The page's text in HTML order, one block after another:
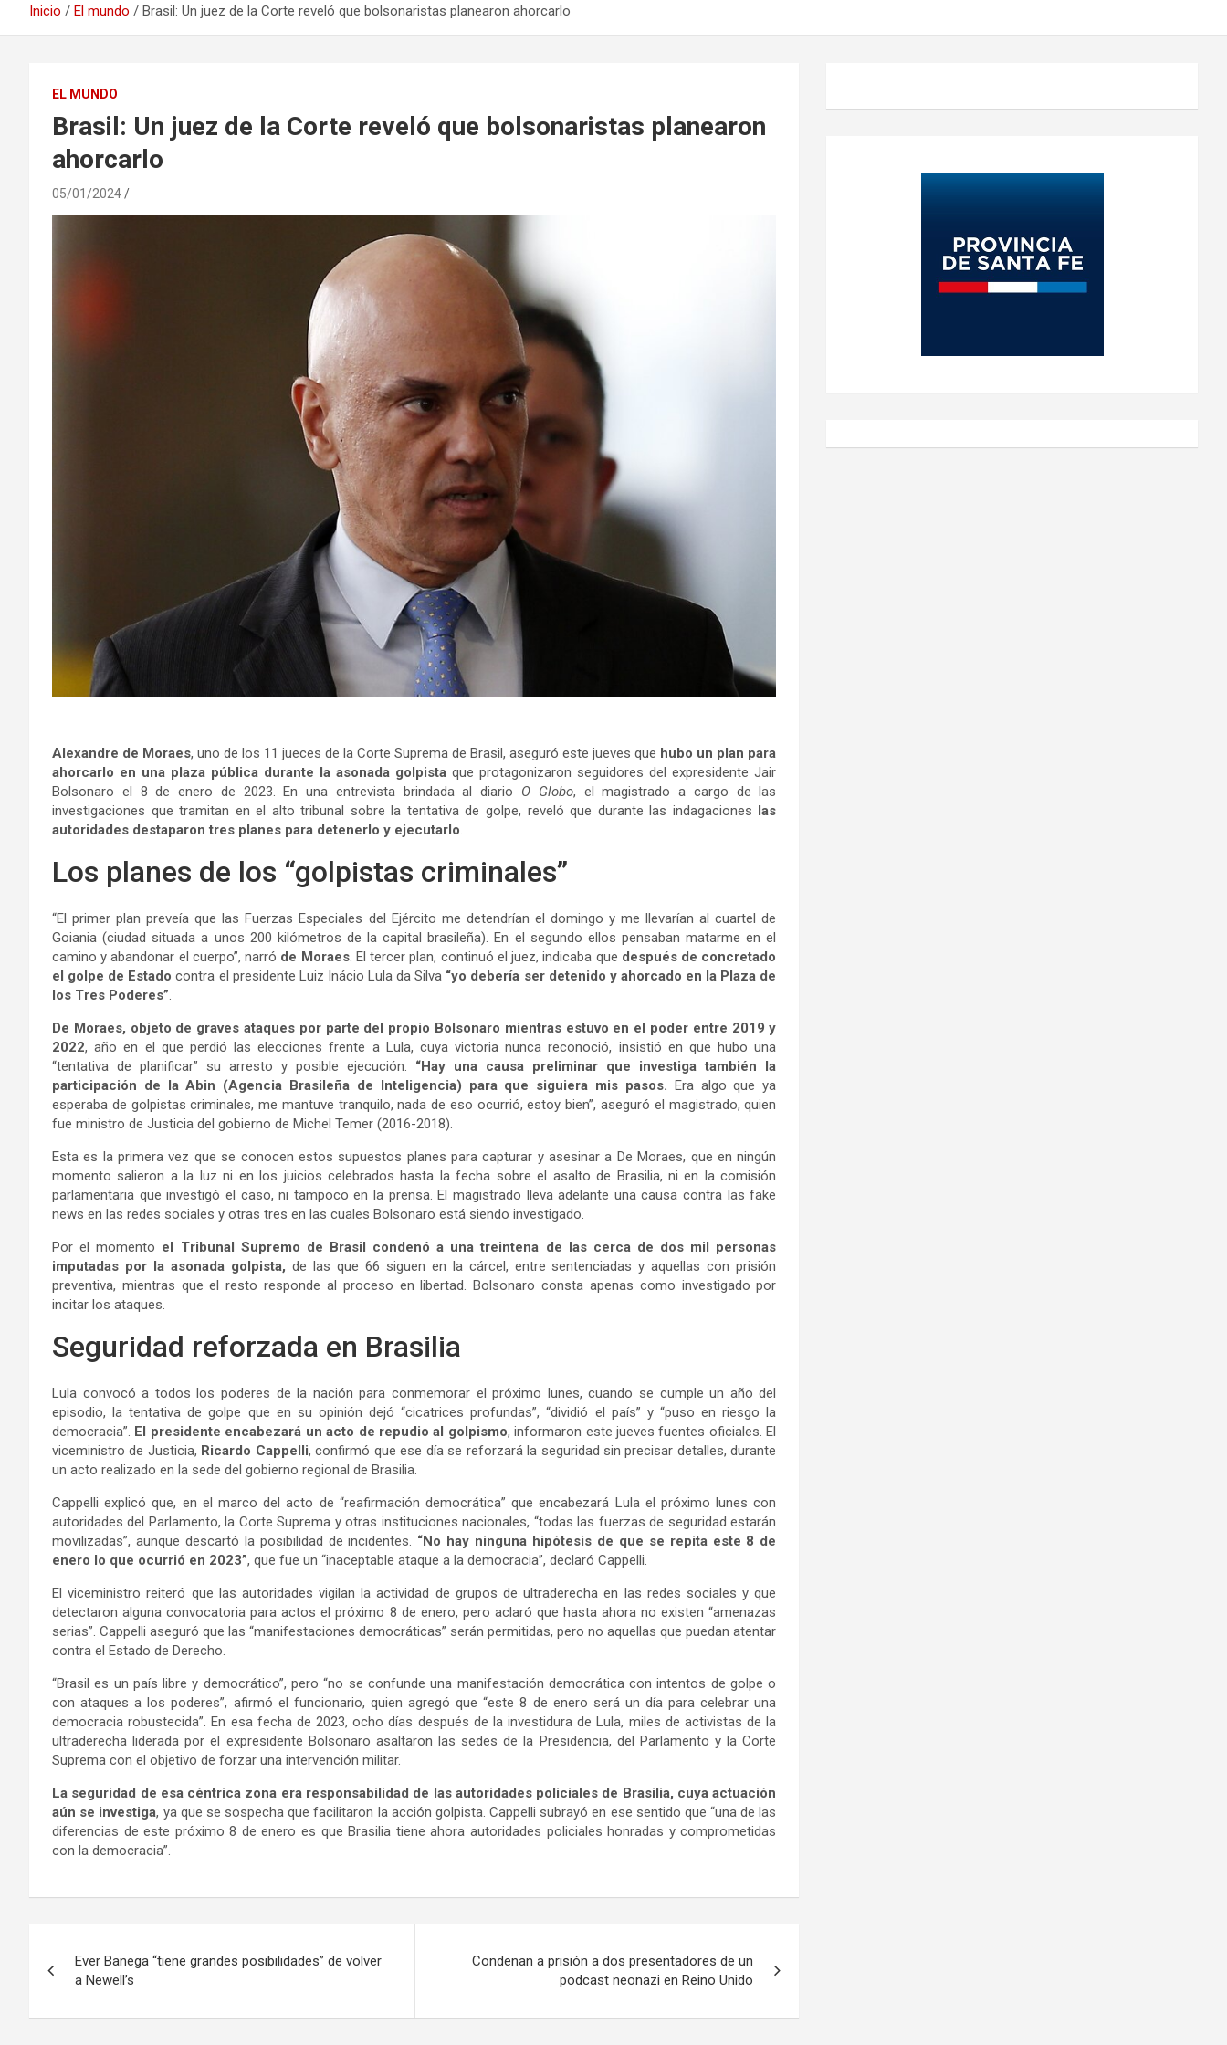
Inicio El mundo Brasil: Un juez de la Corte reveló que bolsonaristas planearon ahorcarlo
EL MUNDO
Brasil: Un juez de la Corte reveló que bolsonaristas planearon
ahorcarlo
05/01/2024
Alexandre de Moraes, uno de los 11 jueces de la Corte Suprema de Brasil, aseguró este jueves que hubo un plan para
ahorcarlo en una plaza pública durante la asonada golpistaque protagonizaron seguidores del expresidente Jair
Bolsonaro el 8 de enero de 2023. En una entrevista brindada al diario O Globo, el magistrado a cargo de las
investigaciones que tramitan en el alto tribunal sobre la tentativa de golpe, reveló que durante las indagaciones las
autoridades destaparon tres planes para detenerlo y ejecutarlo.
Los planes de los “golpistas criminales”
“El primer plan preveía que las Fuerzas Especiales del Ejército me detendrían el domingo y me llevarían al cuartel de
Goiania (ciudad situada a unos 200 kilómetros de la capital brasileña). En el segundo ellos pensaban matarme en el
camino y abandonar el cuerpo”, narró de Moraes. El tercer plan, continuó el juez, indicaba que después de concretado
el golpe de Estadocontra el presidente Luiz Inácio Lula da Silva “yo debería ser detenido y ahorcado en la Plaza de
los Tres Poderes”.
De Moraes, objeto de graves ataques por parte del propio Bolsonaro mientras estuvo en el poder entre 2019 y
2022, año en el que perdió las elecciones frente a Lula, cuya victoria nunca reconoció, insistió en que hubo una
“tentativa de planificar” su arresto y posible ejecución. “Hay una causa preliminar que investiga también la
participación de la Abin (Agencia Brasileña de Inteligencia) para que siguiera mis pasos. Era algo que ya
esperaba de golpistas criminales, me mantuve tranquilo, nada de eso ocurrió, estoy bien”, aseguró el magistrado, quien
fue ministro de Justicia del gobierno de Michel Temer (2016-2018).
Esta es la primera vez que se conocen estos supuestos planes para capturar y asesinar a De Moraes, que en ningún
momento salieron a la luz ni en los juicios celebrados hasta la fecha sobre el asalto de Brasilia, ni en la comisión
parlamentaria que investigó el caso, ni tampoco en la prensa. El magistrado lleva adelante una causa contra las fake
news en las redes sociales y otras tres en las cuales Bolsonaro está siendo investigado.
Por el momento el Tribunal Supremo de Brasil condenó a una treintena de las cerca de dos mil personas
imputadas por la asonada golpista, de las que 66 siguen en la cárcel, entre sentenciadas y aquellas con prisión
preventiva, mientras que el resto responde al proceso en libertad. Bolsonaro consta apenas como investigado por
incitar los ataques.
Seguridad reforzada en Brasilia
Lula convocó a todos los poderes de la nación para conmemorar el próximo lunes, cuando se cumple un año del
episodio, la tentativa de golpe que en su opinión dejó “cicatrices profundas”, “dividió el país” y “puso en riesgo la
democracia”. El presidente encabezará un acto de repudio al golpismo, informaron este jueves fuentes oficiales. El
viceministro de Justicia, Ricardo Cappelli, confirmó que ese día se reforzará la seguridad sin precisar detalles, durante
un acto realizado en la sede del gobierno regional de Brasilia.
Cappelli explicó que, en el marco del acto de “reafirmación democrática” que encabezará Lula el próximo lunes con
autoridades del Parlamento, la Corte Suprema y otras instituciones nacionales, “todas las fuerzas de seguridad estarán
movilizadas”, aunque descartó la posibilidad de incidentes. “No hay ninguna hipótesis de que se repita este 8 de
enero lo que ocurrió en 2023”, que fue un “inaceptable ataque a la democracia”, declaró Cappelli.
El viceministro reiteró que las autoridades vigilan la actividad de grupos de ultraderecha en las redes sociales y que
detectaron alguna convocatoria para actos el próximo 8 de enero, pero aclaró que hasta ahora no existen “amenazas
serias”. Cappelli aseguró que las “manifestaciones democráticas” serán permitidas, pero no aquellas que puedan atentar
contra el Estado de Derecho.
“Brasil es un país libre y democrático”, pero “no se confunde una manifestación democrática con intentos de golpe o
con ataques a los poderes”, afirmó el funcionario, quien agregó que “este 8 de enero será un día para celebrar una
democracia robustecida”. En esa fecha de 2023, ocho días después de la investidura de Lula, miles de activistas de la
ultraderecha liderada por el expresidente Bolsonaro asaltaron las sedes de la Presidencia, del Parlamento y la Corte
Suprema con el objetivo de forzar una intervención militar.
La seguridad de esa céntrica zona era responsabilidad de las autoridades policiales de Brasilia, cuya actuación
aún se investiga, ya que se sospecha que facilitaron la acción golpista. Cappelli subrayó en ese sentido que “una de las
diferencias de este próximo 8 de enero es que Brasilia tiene ahora autoridades policiales honradas y comprometidas
con la democracia”.
de
entradas
Ever Banega “tiene grandes posibilidades” de volver
a Newell’s
Condenan a prisión a dos presentadores de un
podcast neonazi en Reino Unido